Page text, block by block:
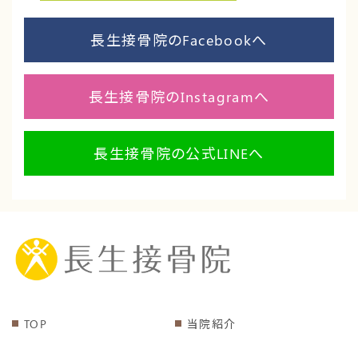
長生接骨院のFacebookへ
長生接骨院のInstagramへ
長生接骨院の公式LINEへ
TOP
当院紹介